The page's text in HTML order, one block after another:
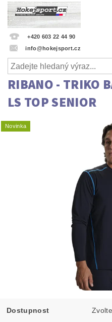
+420 603 22 44 90
info@hokejsport.cz
RIBANO - TRIKO
LS TOP SENIOR
Novinka
Dostupnost